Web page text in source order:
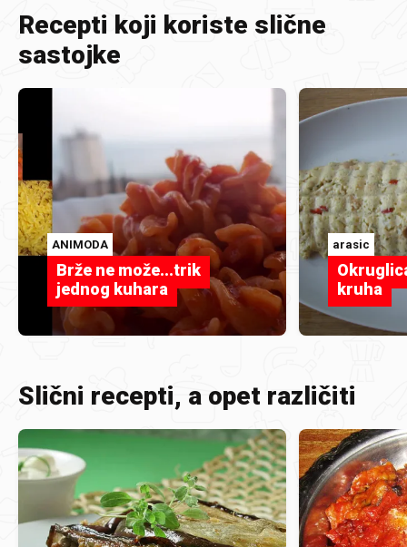
Recepti koji koriste slične
sastojke
ANIMODA
Brže ne može...trik
jednog kuhara
arasic
kruha
Slični recepti, a opet različiti